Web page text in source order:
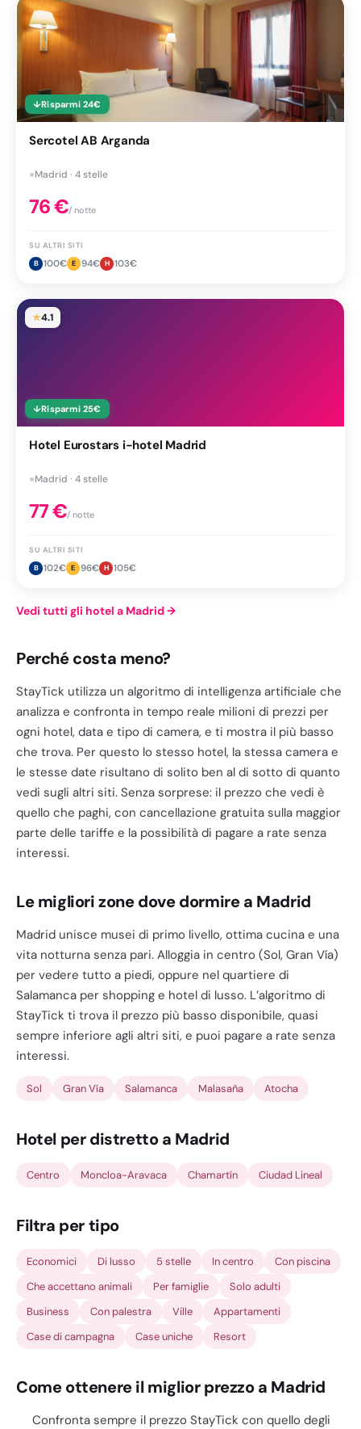
↓Risparmi 24€
Sercotel AB Arganda
●Madrid · 4 stelle
76€/ notte
SU ALTRI SITI
B 100€ E 94€ H 103€
★4.1
↓Risparmi 25€
Hotel Eurostars i-hotel Madrid
●Madrid · 4 stelle
77€/ notte
SU ALTRI SITI
B 102€ E 96€ H 105€
Vedi tutti gli hotel a Madrid→
Perché costa meno?
StayTick utilizza un algoritmo di intelligenza artificiale che
analizza e confronta in tempo reale milioni di prezzi per
ogni hotel, data e tipo di camera, e ti mostra il più basso
che trova. Per questo lo stesso hotel, la stessa camera e
le stesse date risultano di solito ben al di sotto di quanto
vedi sugli altri siti. Senza sorprese: il prezzo che vedi è
quello che paghi, con cancellazione gratuita sulla maggior
parte delle tariffe e la possibilità di pagare a rate senza
interessi.
Le migliori zone dove dormire a Madrid
Madrid unisce musei di primo livello, ottima cucina e una
vita notturna senza pari. Alloggia in centro (Sol, Gran Vía)
per vedere tutto a piedi, oppure nel quartiere di
Salamanca per shopping e hotel di lusso. L’algoritmo di
StayTick ti trova il prezzo più basso disponibile, quasi
sempre inferiore agli altri siti, e puoi pagare a rate senza
interessi.
Sol Gran Vía Salamanca Malasaña Atocha
Hotel per distretto a Madrid
Centro Moncloa-Aravaca Chamartín Ciudad Lineal
Filtra per tipo
Economici Di lusso 5 stelle In centro
Con piscina
Che accettano animali
Per famiglie
Solo adulti
Business
Con palestra Ville
Appartamenti
Case di campagna
Case uniche Resort
Come ottenere il miglior prezzo a Madrid
Confronta sempre il prezzo StayTick con quello degli